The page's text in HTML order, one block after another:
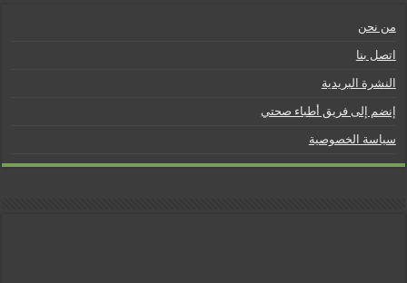
من نحن
اتصل بنا
النشرة البريدية
إنضم إلى فريق أطباء صحتي
سياسة الخصوصية